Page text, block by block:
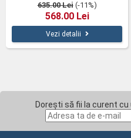
635.00 Lei(-11%)
568.00 Lei
Vezi detalii
Dorești să fii la curent